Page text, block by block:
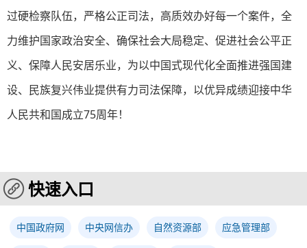
过硬检察队伍，严格公正司法，高质效办好每一个案件，全
力维护国家政治安全、确保社会大局稳定、促进社会公平正
义、保障人民安居乐业，为以中国式现代化全面推进强国建
设、民族复兴伟业提供有力司法保障，以优异成绩迎接中华
人民共和国成立75周年！
快速入口
中国政府网 中央网信办 自然资源部 应急管理部